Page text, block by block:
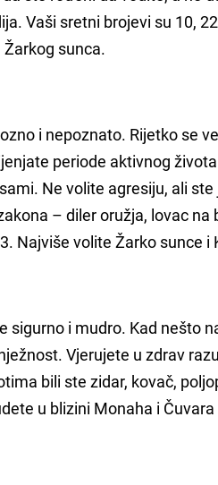
Vaši sretni brojevi su 10,
sunca.
i nepoznato. Rijetko se
periode aktivnog
Ne volite agresiju, ali
– diler oružja, lovac
Najviše volite Žarko sunce
sigurno i mudro. Kad nešto
Vjerujete u zdrav
bili ste zidar, kovač,
u blizini Monaha i